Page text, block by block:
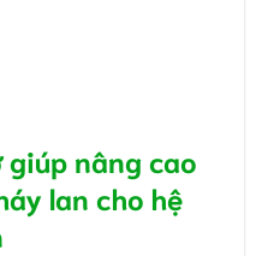
nâng cao
lan cho hệ